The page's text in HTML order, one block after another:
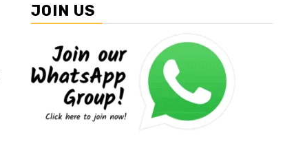
JOIN US